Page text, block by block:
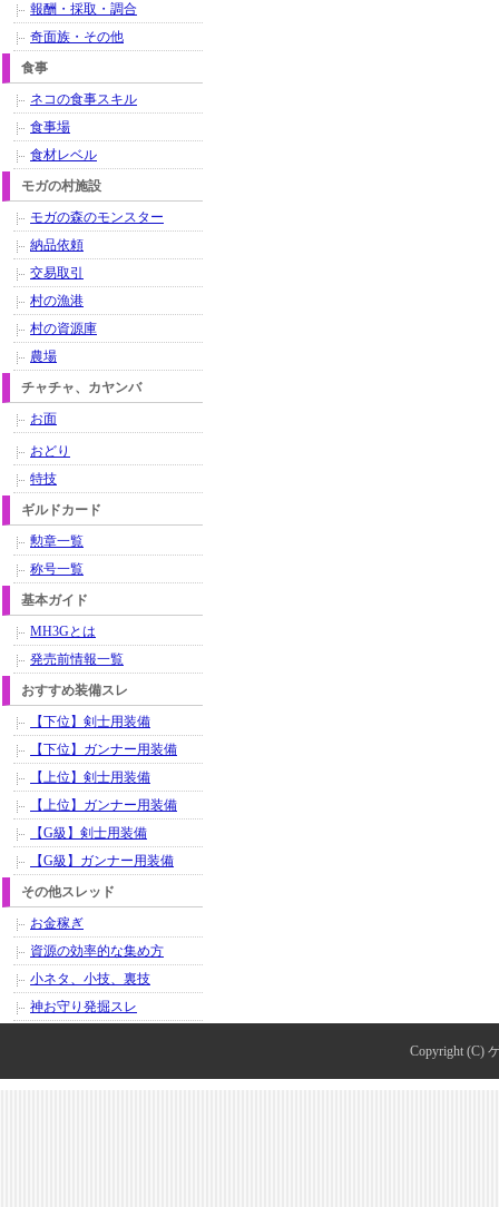
報酬・採取・調合
奇面族・その他
食事
ネコの食事スキル
食事場
食材レベル
モガの村施設
モガの森のモンスター
納品依頼
交易取引
村の漁港
村の資源庫
農場
チャチャ、カヤンバ
お面
おどり
特技
ギルドカード
勲章一覧
称号一覧
基本ガイド
MH3Gとは
発売前情報一覧
おすすめ装備スレ
【下位】剣士用装備
【下位】ガンナー用装備
【上位】剣士用装備
【上位】ガンナー用装備
【G級】剣士用装備
【G級】ガンナー用装備
その他スレッド
お金稼ぎ
資源の効率的な集め方
小ネタ、小技、裏技
神お守り発掘スレ
Copyright (C)